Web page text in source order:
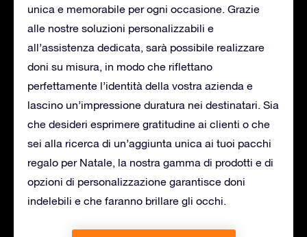
unica e memorabile per ogni occasione. Grazie
alle nostre soluzioni personalizzabili e
all’assistenza dedicata, sarà possibile realizzare
doni su misura, in modo che riflettano
perfettamente l’identità della vostra azienda e
lascino un’impressione duratura nei destinatari. Sia
che desideri esprimere gratitudine ai clienti o che
sei alla ricerca di un’aggiunta unica ai tuoi pacchi
regalo per Natale, la nostra gamma di prodotti e di
opzioni di personalizzazione garantisce doni
indelebili e che faranno brillare gli occhi.